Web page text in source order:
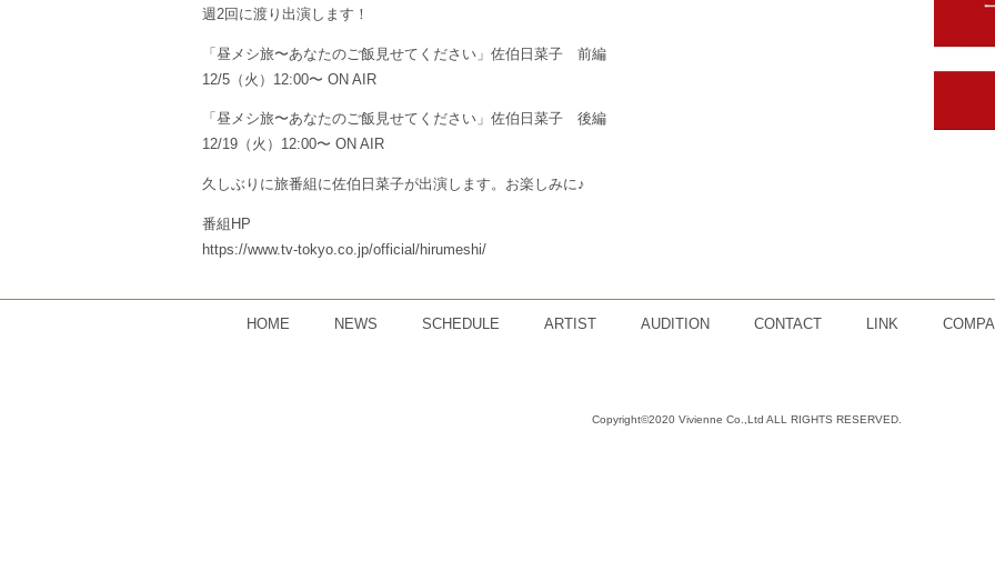
週2回に渡り出演します！
「昼メシ旅〜あなたのご飯見せてください」佐伯日菜子 前編
12/5（火）12:00〜 ON AIR
「昼メシ旅〜あなたのご飯見せてください」佐伯日菜子 後編
12/19（火）12:00〜 ON AIR
久しぶりに旅番組に佐伯日菜子が出演します。お楽しみに♪
番組HP
https://www.tv-tokyo.co.jp/official/hirumeshi/
HOME NEWS SCHEDULE ARTIST AUDITION CONTACT LINK
Copyright©2020 Vivienne Co.,Ltd ALL RIGHTS RESERVED.